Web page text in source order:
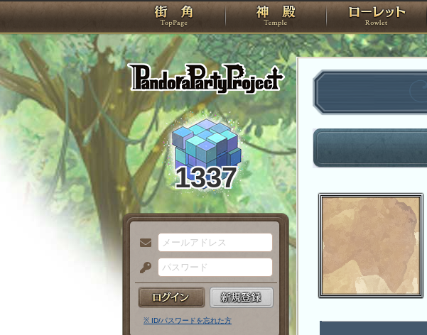
PandoraPartyProject
TOP 神殿
1337
メ
ー
ル
ア
パ
ス
※ ID/パスワードを忘れた方